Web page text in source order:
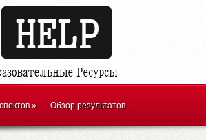
» Обзор результатов